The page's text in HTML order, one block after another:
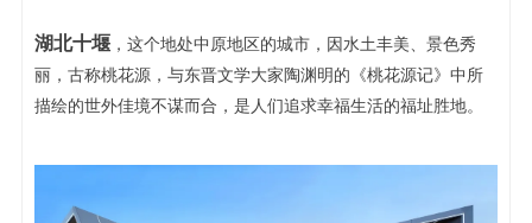
湖北十堰，这个地处中原地区的城市，因水土丰美、景色秀
丽，古称桃花源，与东晋文学大家陶渊明的《桃花源记》中所
描绘的世外佳境不谋而合，是人们追求幸福生活的福址胜地。